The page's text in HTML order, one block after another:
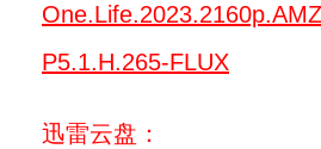
P5.1.H.265-FLUX
迅雷云盘：